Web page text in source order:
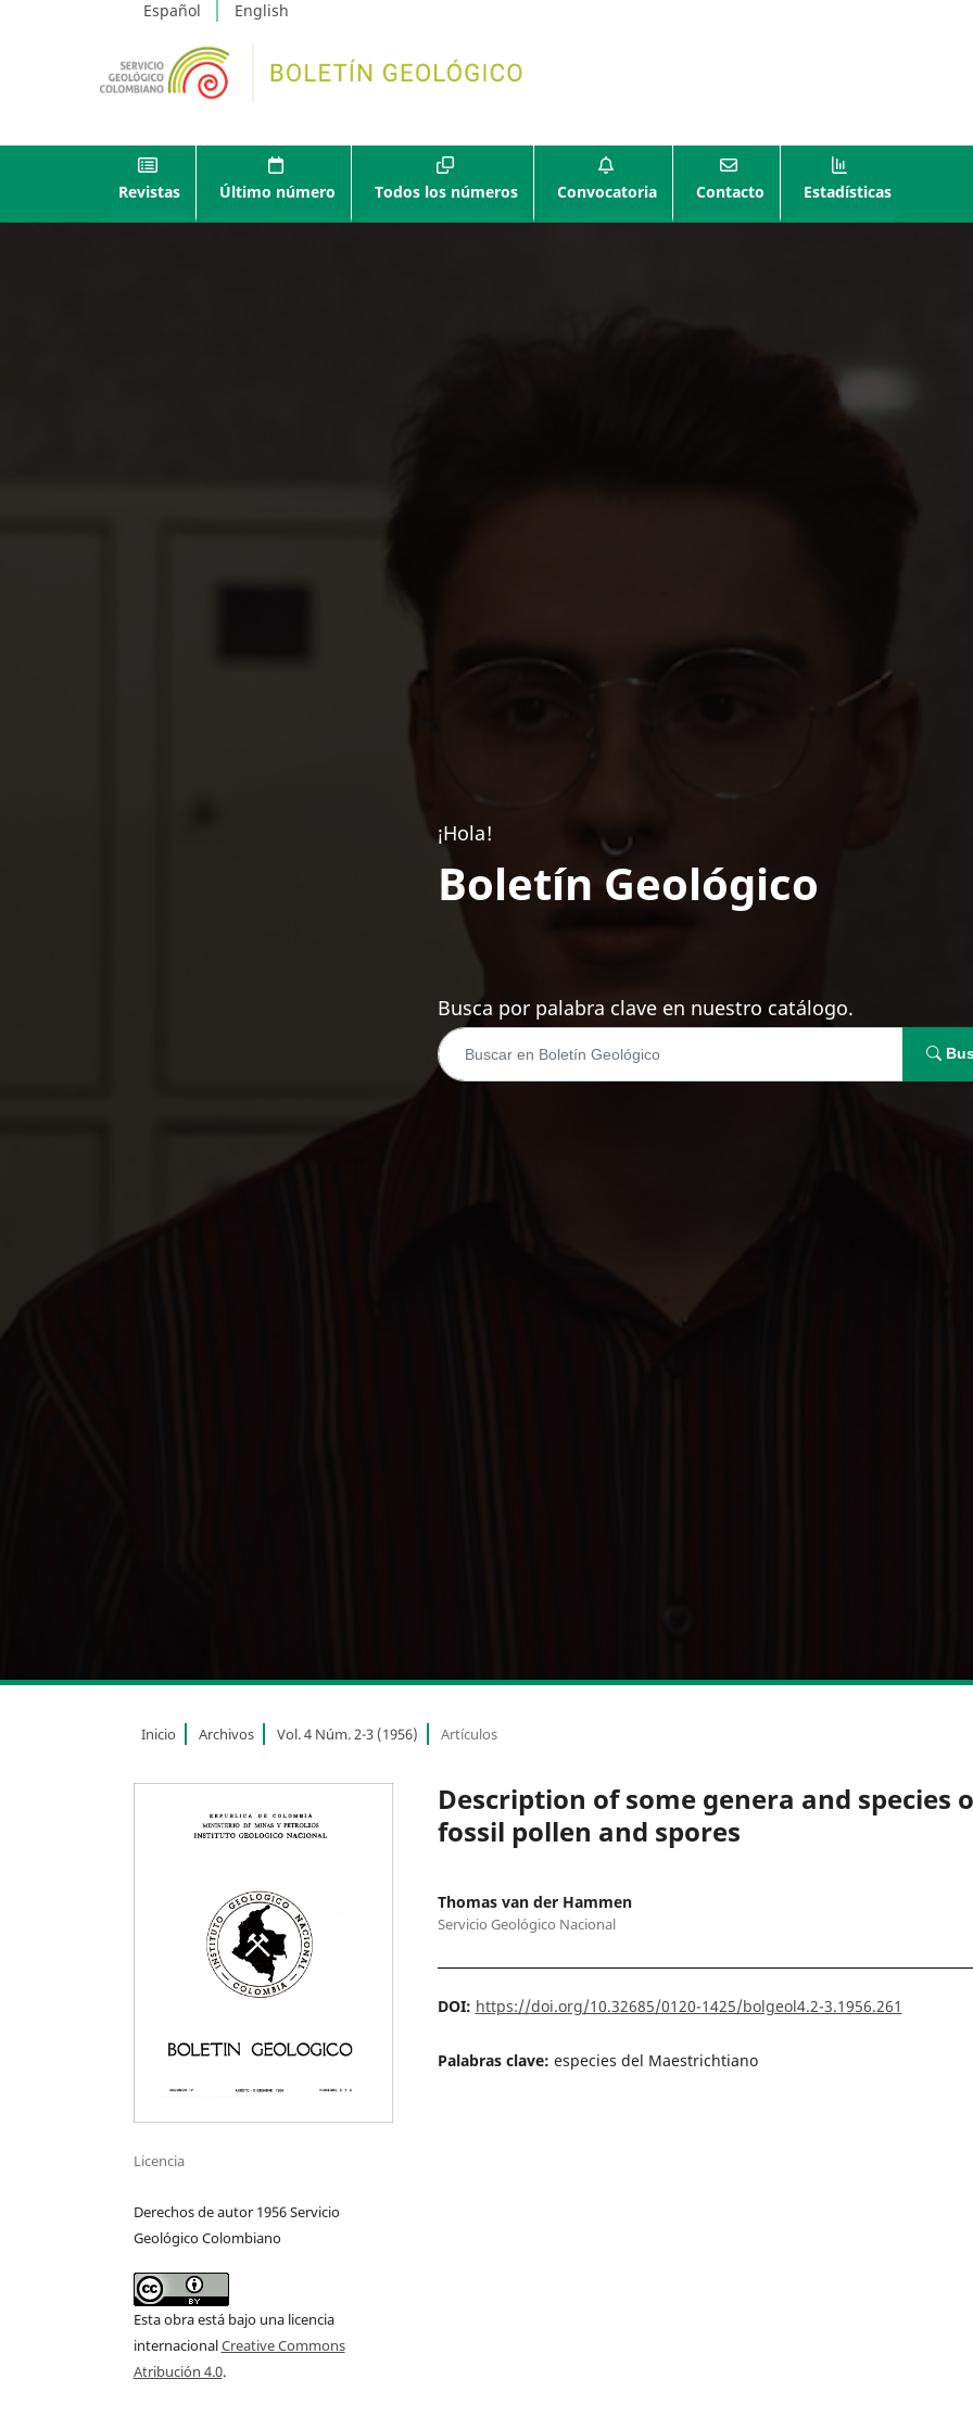
Español English
Revistas Último número Todos los números Convocatoria Contacto Estadísticas
¡Hola!
Boletín Geológico
Busca por palabra clave en nuestro catálogo.
Inicio Archivos Vol. 4 Núm. 2-3 (1956) Artículos
Description of some genera and species
fossil pollen and spores
Thomas van der Hammen
Servicio Geológico Nacional
DOI: https://doi.org/10.32685/0120-1425/bolgeol4.2-3.1956.261
Palabras clave: especies del Maestrichtiano
Licencia
Derechos de autor 1956 Servicio
Geológico Colombiano
Esta obra está bajo una licencia
internacionalCreative Commons
Atribución 4.0.